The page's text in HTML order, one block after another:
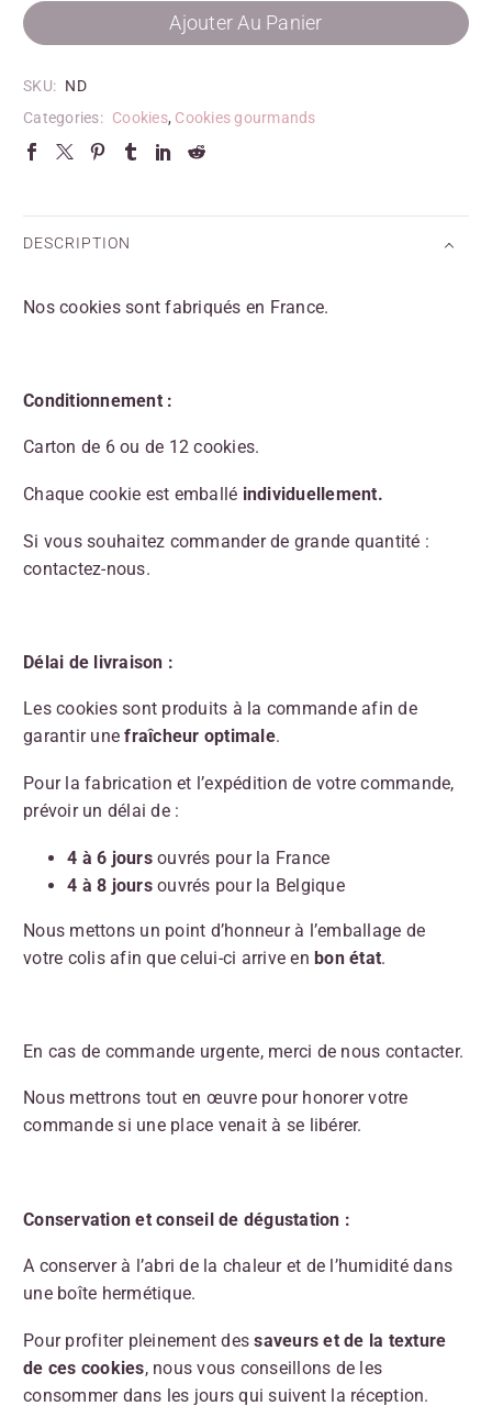
Ajouter Au Panier
SKU: ND
Categories: Cookies, Cookies gourmands
DESCRIPTION
Nos cookies sont fabriqués en France.
Conditionnement :
Carton de 6 ou de 12 cookies.
Chaque cookie est emballé individuellement.
Si vous souhaitez commander de grande quantité :
contactez-nous.
Délai de livraison :
Les cookies sont produits à la commande afin de
garantir unefraîcheur optimale.
Pour la fabrication et l’expédition de votre commande,
prévoir un délai de :
4 à 6 jours ouvrés pour la France
4 à 8 jours ouvrés pour la Belgique
Nous mettons un point d’honneur à l’emballage de
votre colis afin que celui-ci arrive en bon état.
En cas de commande urgente, merci de nous contacter.
Nous mettrons tout en œuvre pour honorer votre
commande si une place venait à se libérer.
Conservation et conseil de dégustation :
A conserver à l’abri de la chaleur et de l’humidité dans
une boîte hermétique.
Pour profiter pleinement dessaveurs et de la texture
de ces cookies, nous vous conseillons de les
consommer dans les jours qui suivent la réception.